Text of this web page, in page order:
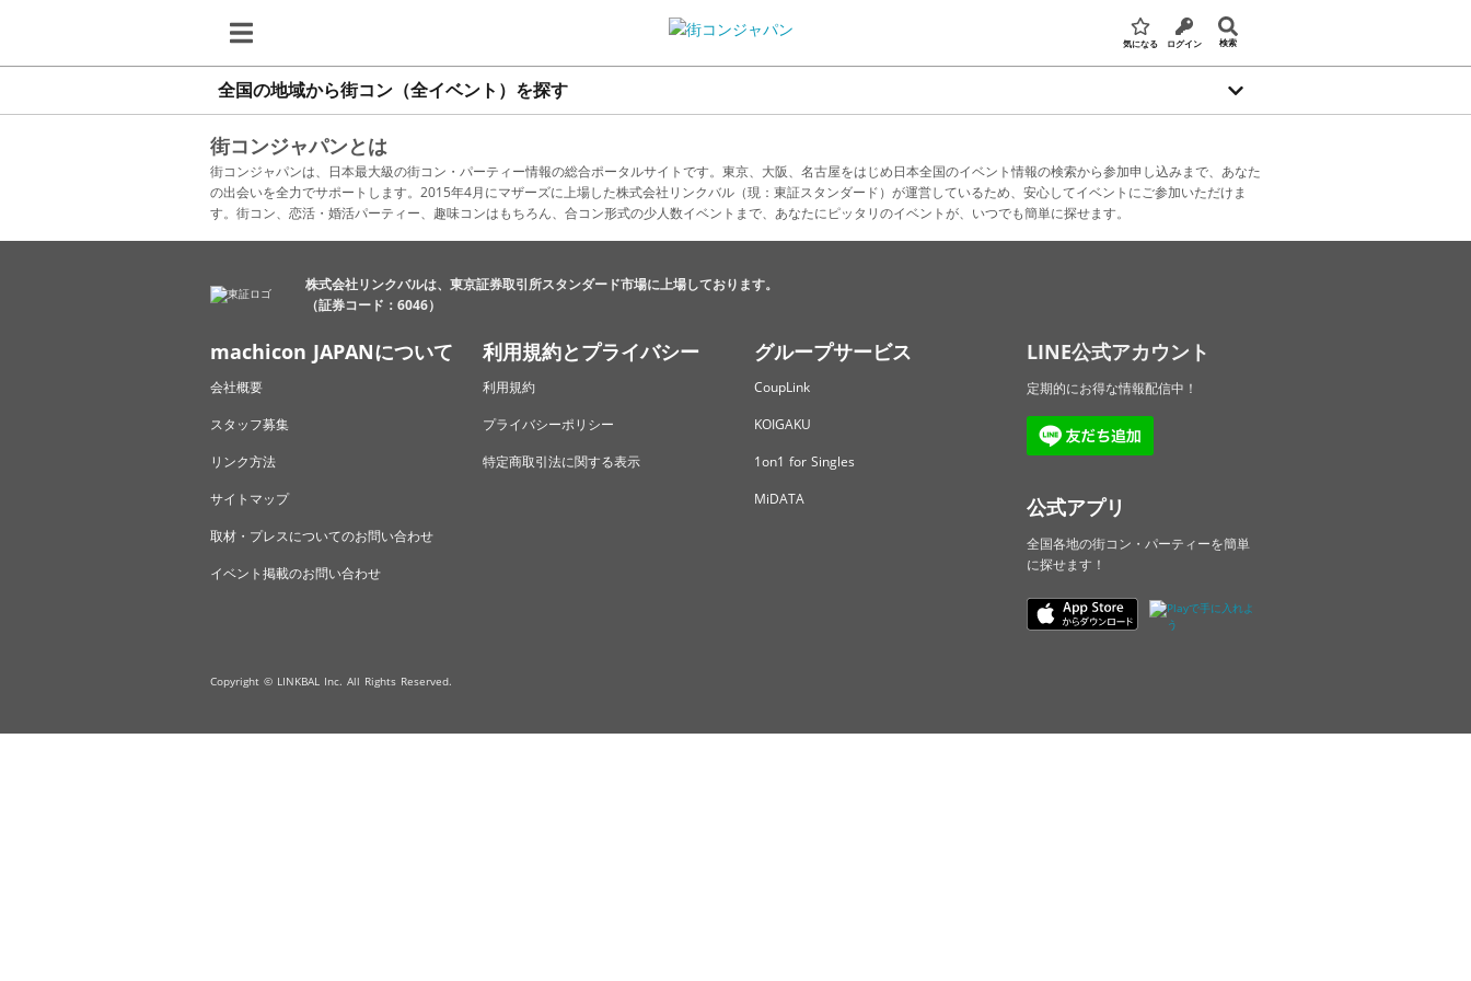
気になる ログイン 検索
全国の地域から街コン（全イベント）を探す
街コンジャパンとは
街コンジャパンは、日本最大級の街コン・パーティー情報の総合ポータルサイトです。東京、大阪、名古屋をはじめ日本全国のイベント情報の検索から参加申し込みまで、あなた
の出会いを全力でサポートします。2015年4月にマザーズに上場した株式会社リンクバル（現：東証スタンダード）が運営しているため、安心してイベントにご参加いただけま
す。街コン、恋活・婚活パーティー、趣味コンはもちろん、合コン形式の少人数イベントまで、あなたにピッタリのイベントが、いつでも簡単に探せます。
株式会社リンクバルは、東京証券取引所スタンダード市場に上場しております。
（証券コード：6046）
machicon JAPANについて
会社概要
スタッフ募集
リンク方法
サイトマップ
取材・プレスについてのお問い合わせ
イベント掲載のお問い合わせ
利用規約とプライバシー
利用規約
プライバシーポリシー
特定商取引法に関する表示
グループサービス
CoupLink
KOIGAKU
1on1 for Singles
MiDATA
LINE公式アカウント
定期的にお得な情報配信中！
公式アプリ
全国各地の街コン・パーティーを簡単
に探せます！
Copyright © LINKBAL Inc. All Rights Reserved.